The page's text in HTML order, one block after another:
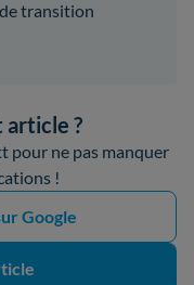
transition
article ?
pour ne pas manquer
!
Google